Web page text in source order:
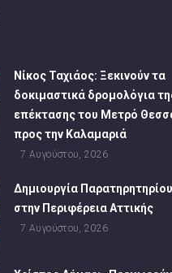
Νίκος Ταχιάος: Ξεκινούν τα
δοκιμαστικά δρομολόγια
επέκτασης του Μετρό
προς την Καλαμαριά
7 Αυγούστου, 2026
Δημιουργία
στην Περιφέρεια Αττικής
7 Αυγούστου, 2026